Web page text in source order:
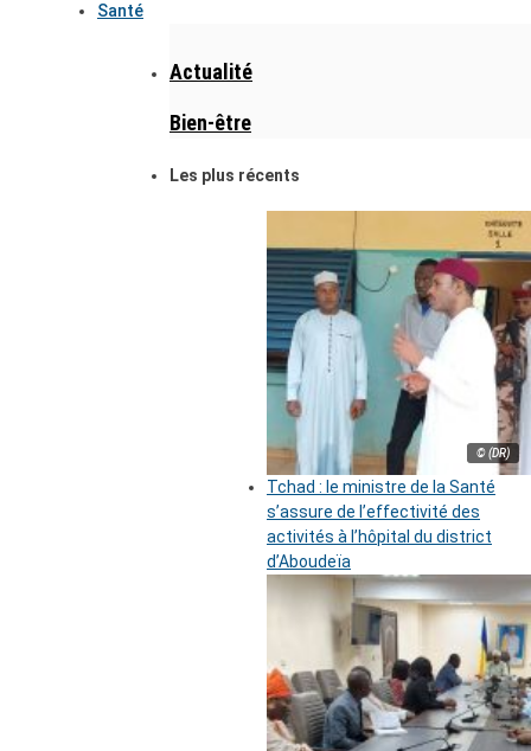
Santé
Actualité
Bien-être
Les plus récents
© (DR)
Tchad : le ministre de la Santé
s’assure de l’effectivité des
activités à l’hôpital du district
d’Aboudeïa